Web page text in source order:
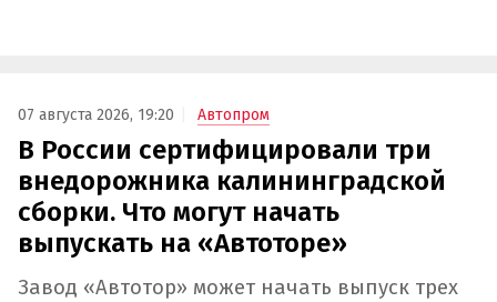
07 августа 2026, 19:20 Автопром
В России сертифицировали три
внедорожника калининградской
сборки. Что могут начать
выпускать на «Автоторе»
Завод «Автотор» может начать выпуск трех